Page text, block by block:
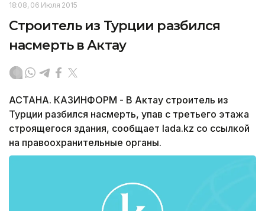
18:08, 06 Июля 2015
Строитель из Турции разбился
насмерть в Актау
АСТАНА. КАЗИНФОРМ - В Актау строитель из
Турции разбился насмерть, упав с третьего этажа
строящегося здания, сообщает lada.kz со ссылкой
на правоохранительные органы.